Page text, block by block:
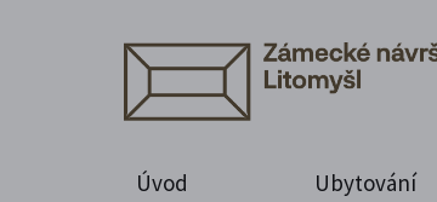
Úvod Ubytování